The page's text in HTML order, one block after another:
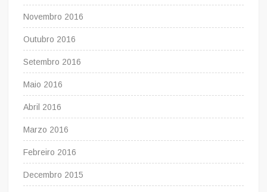
Novembro 2016
Outubro 2016
Setembro 2016
Maio 2016
Abril 2016
Marzo 2016
Febreiro 2016
Decembro 2015